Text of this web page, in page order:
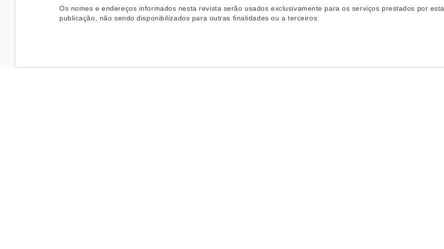
Os nomes e endereços informados nesta revista serão usados exclusivamente para os serviços prestados por esta
publicação, não sendo disponibilizados para outras finalidades ou a terceiros.